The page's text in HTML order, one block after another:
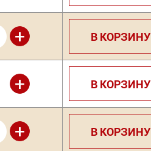
+ В КОРЗИНУ
+ В КОРЗИНУ
+ В КОРЗИНУ